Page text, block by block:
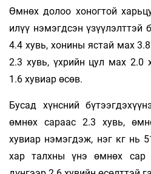
Өмнөх долоо хоногтой
илүү нэмэгдсэн үзүүлэлттэй
4.4 хувь, хонины ястай мах
2.3 хувь, үхрийн цул мах 2.0
1.6 хувиар өсөв.
Бусад хүнсний
өмнөх сараас 2.3 хувь,
хувиар нэмэгдэж, нэг кг нь
хар талхны үнэ өмнөх сар